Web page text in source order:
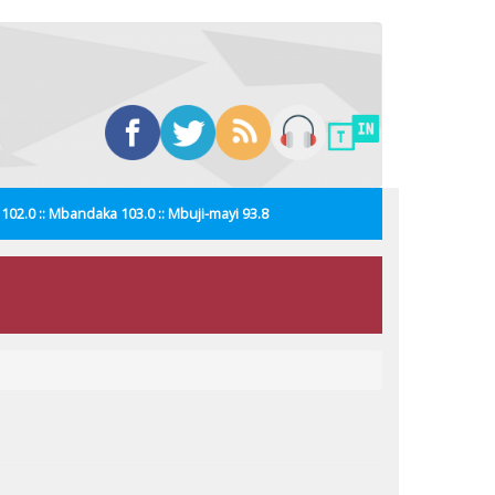
:: Mbandaka 103.0 :: Mbuji-mayi 93.8